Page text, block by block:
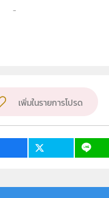
เพิ่มในรายการโปรด